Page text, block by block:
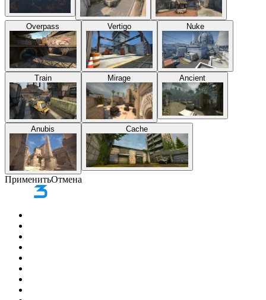
Overpass Vertigo Nuke
Train Mirage Ancient
Anubis Cache
ПрименитьОтмена